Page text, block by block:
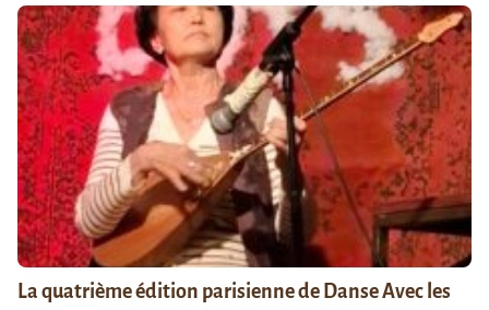
La quatrième édition parisienne de Danse Avec les